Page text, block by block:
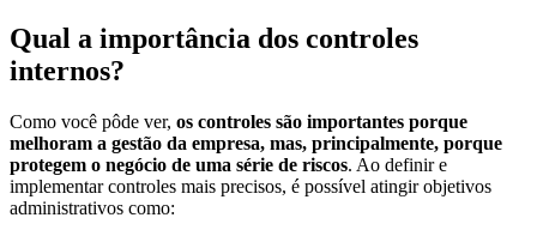
Qual a importância dos controles
internos?
Como você pôde ver, os controles são importantes porque
melhoram a gestão da empresa, mas, principalmente, porque
protegem o negócio de uma série de riscos. Ao definir e
implementar controles mais precisos, é possível atingir objetivos
administrativos como: